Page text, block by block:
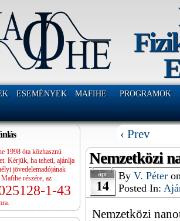
ESEMÉNYEK MAFIHE PROGRAMOK
1998 óta közhasznú
Kérjük, ha teheti, ajánlja
jövedelemadójának
részére, az
1-43
‹ Prev
Nemzetközi
ápr
14 ByV. Péter
Posted In:
Nemzetközi